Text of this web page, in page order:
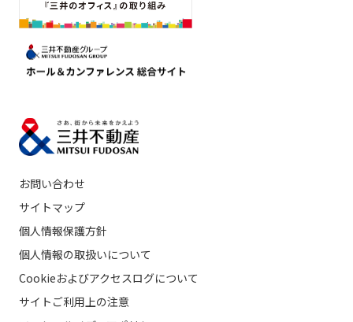
お問い合わせ
サイトマップ
個人情報保護方針
個人情報の取扱いについて
Cookieおよびアクセスログについて
サイトご利用上の注意